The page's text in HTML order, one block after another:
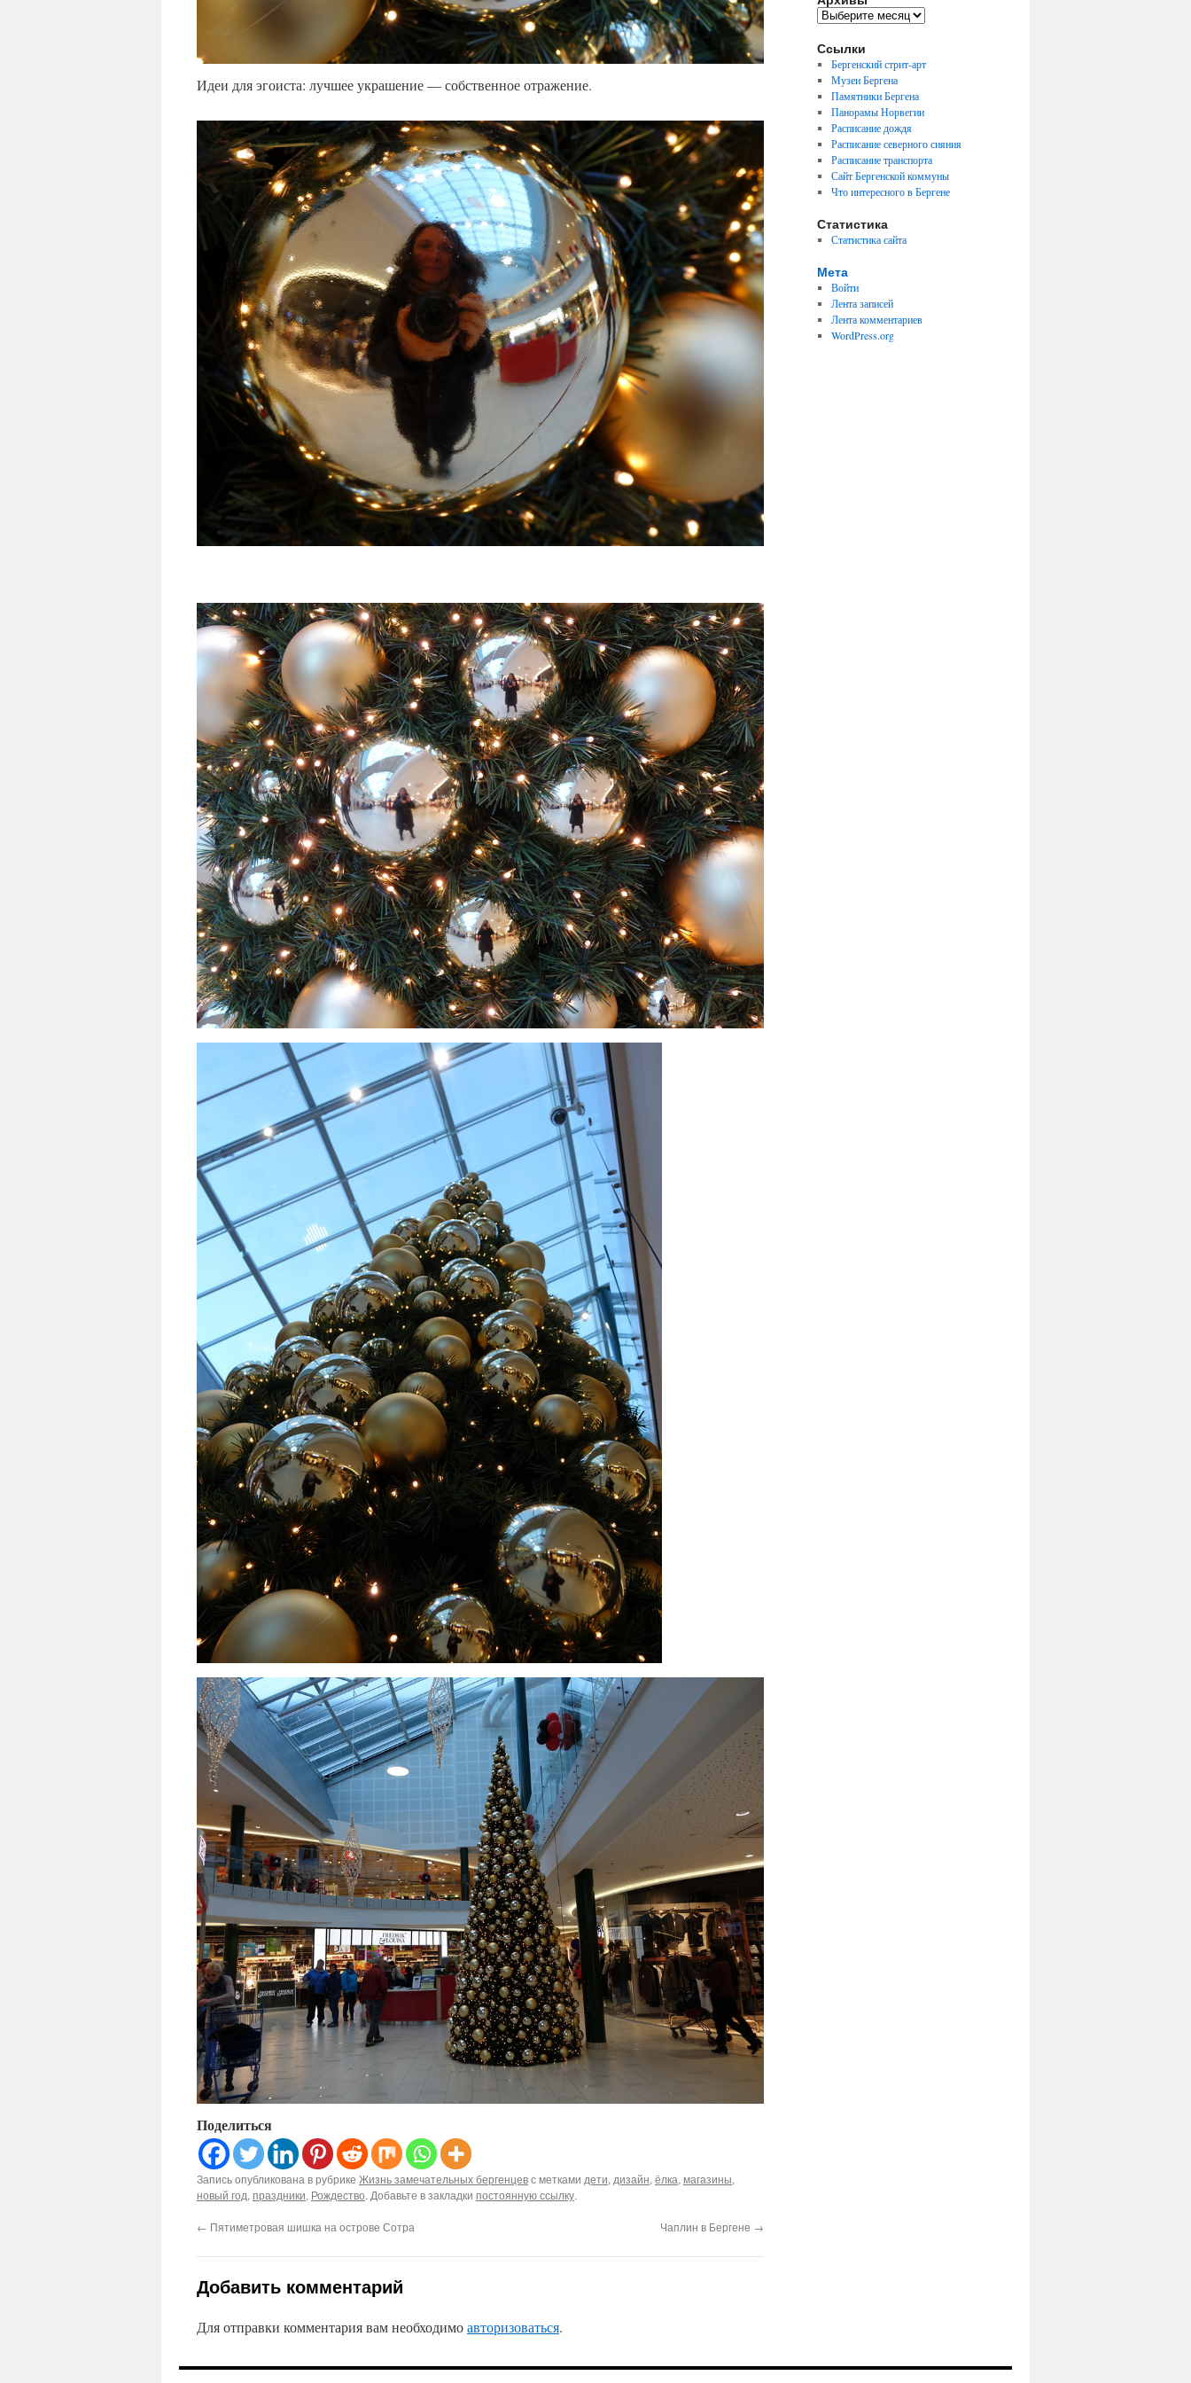
Идеи для эгоиста: лучшее украшение — собственное отражение.
Поделиться
Запись опубликована в рубрике Жизнь замечательных бергенцевс метками дети, дизайн, ёлка, магазины,
новый год, праздники, Рождество. Добавьте в закладки постоянную ссылку.
← Пятиметровая шишка на острове Сотра Чаплин в Бергене →
Добавить комментарий
Для отправки комментария вам необходимоавторизоваться.
Архивы
Ссылки
Бергенский стрит-арт
Музеи Бергена
Памятники Бергена
Панорамы Норвегии
Расписание дождя
Расписание северного сияния
Расписание транспорта
Сайт Бергенской коммуны
Что интересного в Бергене
Статистика
Статистика сайта
Мета
Войти
Лента записей
Лента комментариев
WordPress.org